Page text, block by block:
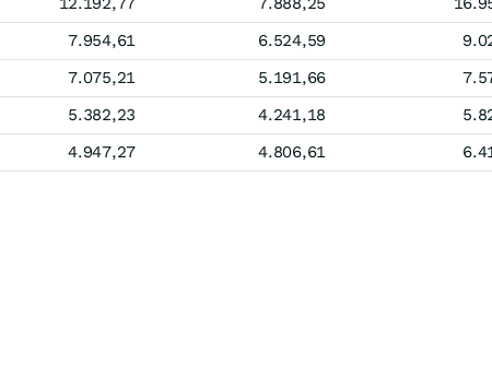
7.954,61 6.524,59
7.075,21 5.191,66
5.382,23 4.241,18
4.947,27 4.806,61